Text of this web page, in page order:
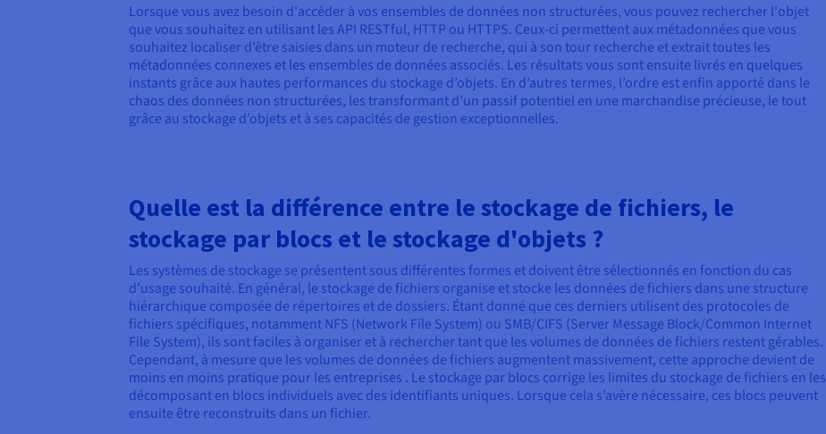
Lorsque vous avez besoin d'accéder à vos ensembles de données non structurées, vous pouvez rechercher l'objet
que vous souhaitez en utilisant les API RESTful, HTTP ou HTTPS. Ceux-ci permettent aux métadonnées que vous
souhaitez localiser d’être saisies dans un moteur de recherche, qui à son tour recherche et extrait toutes les
métadonnées connexes et les ensembles de données associés. Les résultats vous sont ensuite livrés en quelques
instants grâce aux hautes performances du stockage d’objets. En d’autres termes, l’ordre est enfin apporté dans le
chaos des données non structurées, les transformant d’un passif potentiel en une marchandise précieuse, le tout
grâce au stockage d’objets et à ses capacités de gestion exceptionnelles.
Quelle est la différence entre le stockage de fichiers, le
stockage par blocs et le stockage d'objets ?
Les systèmes de stockage se présentent sous différentes formes et doivent être sélectionnés en fonction du cas
d’usage souhaité. En général, le stockage de fichiers organise et stocke les données de fichiers dans une structure
hiérarchique composée de répertoires et de dossiers. Étant donné que ces derniers utilisent des protocoles de
fichiers spécifiques, notamment NFS (Network File System) ou SMB/CIFS (Server Message Block/Common Internet
File System), ils sont faciles à organiser et à rechercher tant que les volumes de données de fichiers restent gérables.
Cependant, à mesure que les volumes de données de fichiers augmentent massivement, cette approche devient de
moins en moins pratique pour les entreprises . Le stockage par blocs corrige les limites du stockage de fichiers en les
décomposant en blocs individuels avec des identifiants uniques. Lorsque cela s’avère nécessaire, ces blocs peuvent
ensuite être reconstruits dans un fichier.